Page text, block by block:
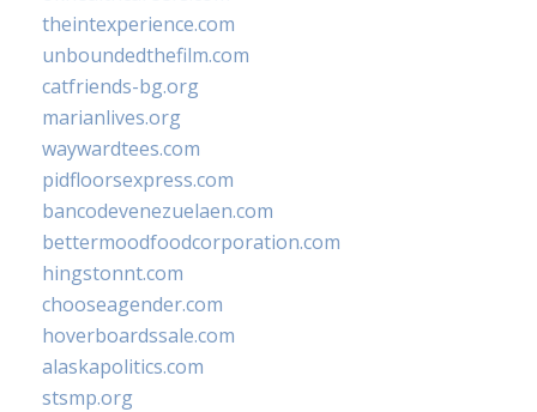
theintexperience.com
unboundedthefilm.com
catfriends-bg.org
marianlives.org
waywardtees.com
pidfloorsexpress.com
bancodevenezuelaen.com
bettermoodfoodcorporation.com
hingstonnt.com
chooseagender.com
hoverboardssale.com
alaskapolitics.com
stsmp.org